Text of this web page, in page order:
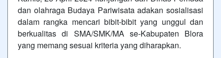
dan olahraga Budaya Pariwisata adakan sosialisasi
dalam rangka mencari bibit-bibit yang unggul dan
berkualitas di SMA/SMK/MA se-Kabupaten Blora
yang memang sesuai kriteria yang diharapkan.